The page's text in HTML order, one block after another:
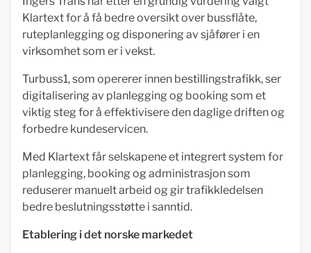
Klartext for å få bedre oversikt over bussflåte,
ruteplanlegging og disponering av sjåfører i en
virksomhet som er i vekst.
Turbuss1, som opererer innen bestillingstrafikk, ser
digitalisering av planlegging og booking som et
viktig steg for å effektivisere den daglige driften og
forbedre kundeservicen.
Med Klartext får selskapene et integrert system for
planlegging, booking og administrasjon som
reduserer manuelt arbeid og gir trafikkledelsen
bedre beslutningsstøtte i sanntid.
Etablering i det norske markedet